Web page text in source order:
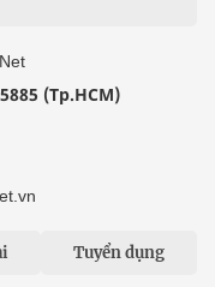
(Tp.HCM)
Tuyển dụng